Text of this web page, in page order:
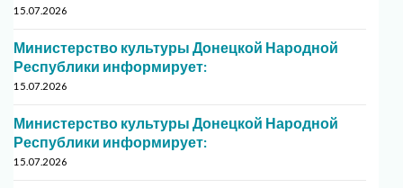
15.07.2026
Министерство культуры Донецкой Народной
Республики информирует:
15.07.2026
Министерство культуры Донецкой Народной
Республики информирует:
15.07.2026